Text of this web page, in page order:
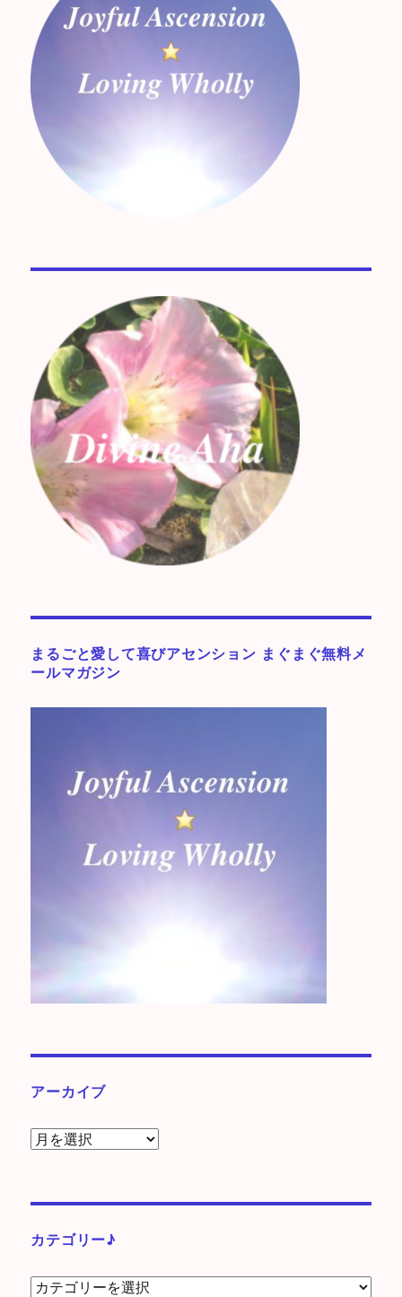
まるごと愛して喜びアセンション まぐまぐ無料メ
ールマガジン
アーカイブ
ア
ブ
カテゴリー♪
カ